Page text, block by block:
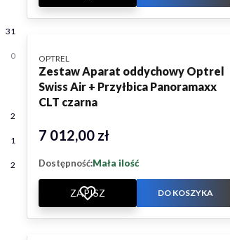
31
0
2
1
2
Zestaw Aparat oddychowy Optrel
Swiss Air + Przyłbica Panoramaxx
CLT czarna
PRODUCENT
OPTREL
Cena
7 012,00 zł
Dostępność:Mała ilość
ZAPISZ DO KOSZYKA